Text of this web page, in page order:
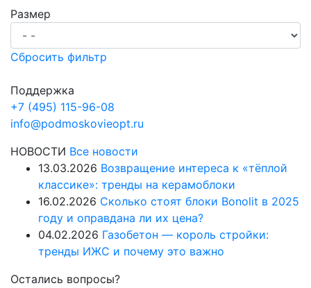
Размер
Сбросить фильтр
Поддержка
+7 (495) 115-96-08
info@podmoskovieopt.ru
НОВОСТИ Все новости
13.03.2026 Возвращение интереса к «тёплой
классике»: тренды на керамоблоки
16.02.2026 Сколько стоят блоки Bonolit в 2025
году и оправдана ли их цена?
04.02.2026 Газобетон — король стройки:
тренды ИЖС и почему это важно
Остались вопросы?